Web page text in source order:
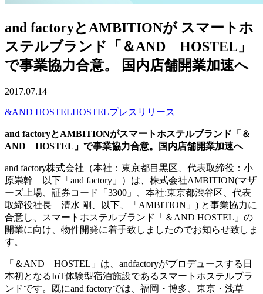
and factoryとAMBITIONが スマートホ
ステルブランド「＆AND HOSTEL」
で事業協力合意。 国内店舗開業加速へ
2017.07.14
&AND HOSTELHOSTELプレスリリース
and factoryとAMBITIONがスマートホステルブランド「＆
AND HOSTEL」で事業協力合意。国内店舗開業加速へ
and factory株式会社（本社：東京都目黒区、代表取締役：小
原崇幹 以下「and factory」）は、株式会社AMBITION(マザ
ーズ上場、証券コード「3300」、本社:東京都渋谷区、代表
取締役社長 清水 剛、以下、「AMBITION」) と事業協力に
合意し、スマートホステルブランド「＆AND HOSTEL」の
開業に向け、物件開発に着手致しましたのでお知らせ致しま
す。
「＆AND HOSTEL」は、andfactoryがプロデュースする日
本初となるIoT体験型宿泊施設であるスマートホステルブラ
ンドです。既にand factoryでは、福岡・博多、東京・浅草